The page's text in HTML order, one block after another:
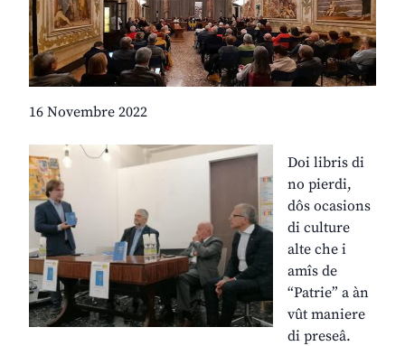
16 Novembre 2022
Doi libris di
no pierdi,
dôs ocasions
di culture
alte che i
amîs de
“Patrie” a àn
vût maniere
di preseâ.